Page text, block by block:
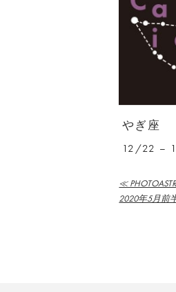
やぎ座
12/22 –
≪
2020年5月前